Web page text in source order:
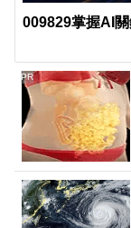
009829掌握AI
PR